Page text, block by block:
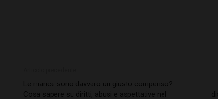
Le mance sono davvero un giusto compenso?
Cosa sapere su diritti, abusi e aspettative nel